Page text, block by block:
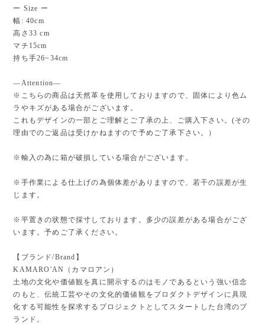
ー Size ー
幅: 40cm
高さ33 cm
マチ15cm
持ち手26~34cm
―Attention―
※こちらの商品は天然革を使用しておりますので、固体により色ム
ラやキズがある場合がございます。
これもデザインの一部とご理解とご了承の上、ご購入下さい。(その
理由でのご返品は受けかねますので予めご了承下さい。）
※輸入の為に箱が破損している場合がございます。
※手作業による仕上げの為個体差がありますので、若干の誤差が生
じます。
※平置きの状態で採寸しております。多少の誤差がある場合がござ
います。予めご了承ください。
【ブランド/Brand】
KAMARO'AN（カマロアン）
土地の文化や価値観を真に開示するのはモノであるという強い信念
のもと、伝統工芸やその文化的価値観をプロダクトデザインに具現
化する可能性を探求するプロジェクトとしてスタートした台湾のブ
ランド。